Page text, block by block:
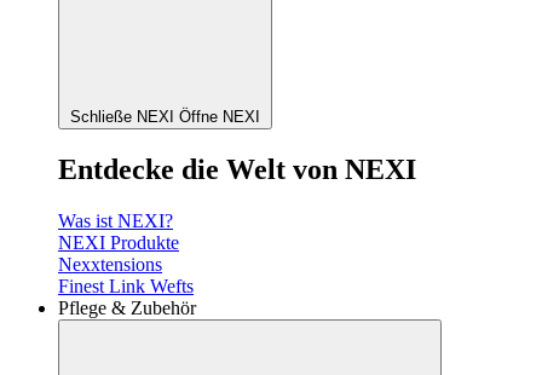
Schließe NEXI Öffne NEXI
Entdecke die Welt von NEXI
Was ist NEXI?
NEXI Produkte
Nexxtensions
Finest Link Wefts
Pflege & Zubehör